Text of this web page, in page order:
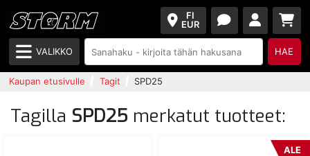
FI
EUR
VALIKKO HAE
Kaupan etusivulle Tagit SPD25
Tagilla SPD25 merkatut tuotteet:
ALE